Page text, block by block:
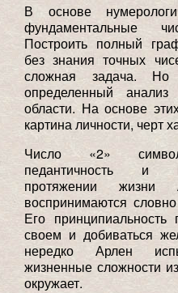
В основе
фундаментальные
Построить полный
без знания точных
сложная задача.
определенный
области. На основе
картина личности, черт
Число «2»
педантичность и
протяжении жизни
воспринимаются
Его
своем и добиваться
нередко Арлен
жизненные сложности
окружает.